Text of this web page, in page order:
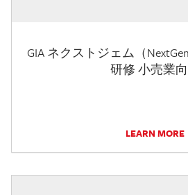
GIA ネクストジェム（
研修 小売業
LEARN MORE